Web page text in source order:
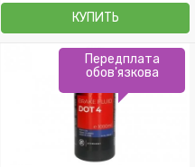
КУПИТЬ
Передплата
обов'язкова